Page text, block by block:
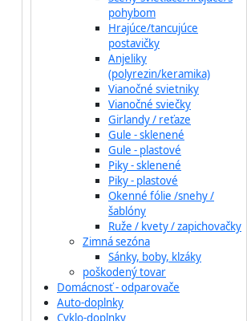
pohybom
Hrajúce/tancujúce
postavičky
Anjeliky
(polyrezin/keramika)
Vianočné svietniky
Vianočné sviečky
Girlandy / reťaze
Gule - sklenené
Gule - plastové
Piky - sklenené
Piky - plastové
Okenné fólie /snehy /
šablóny
Ruže / kvety / zapichovačky
Zimná sezóna
Sánky, boby, klzáky
poškodený tovar
Domácnosť - odparovače
Auto-doplnky
Cyklo-doplnky